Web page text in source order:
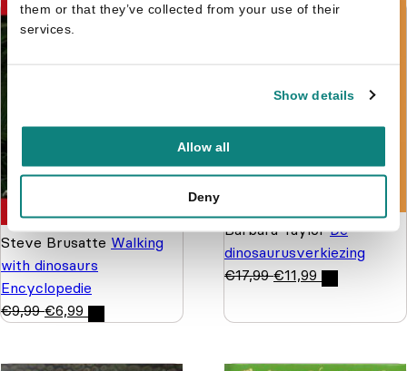
them or that they’ve collected from your use of their
services.
Show details
Allow all
Deny
Steve Brusatte Walking
with dinosaurs
Encyclopedie
€9,99 €6,99
Barbara TaylorDe
dinosaurusverkiezing
€17,99 €11,99